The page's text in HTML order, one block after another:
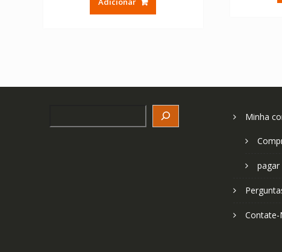
era:
Minha
pagar
Contate-